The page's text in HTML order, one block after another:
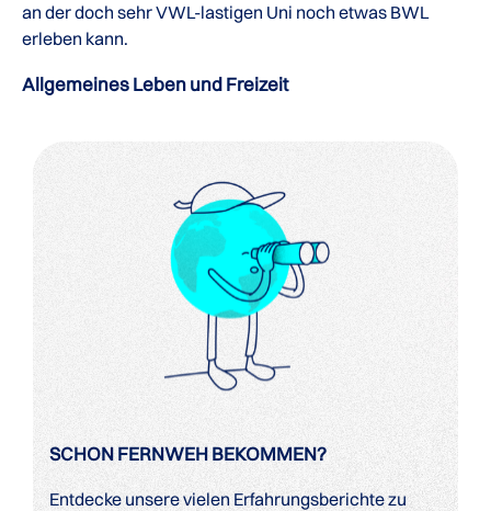
an der doch sehr VWL-lastigen Uni noch etwas BWL
erleben kann.
Allgemeines Leben und Freizeit
SCHON FERNWEH BEKOMMEN?
Entdecke unsere vielen Erfahrungsberichte zu